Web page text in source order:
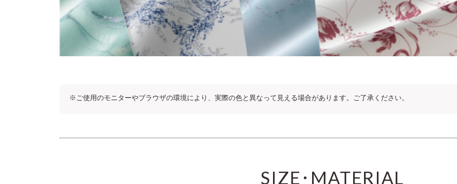
※ご使用のモニターやブラウザの環境により、実際の色と異なって見える場合があります。ご了承ください。
SIZE･MATERIAL